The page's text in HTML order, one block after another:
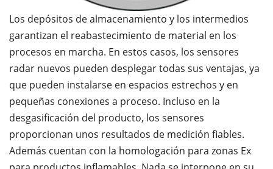
Los depósitos de almacenamiento y los intermedios
garantizan el reabastecimiento de material en los
procesos en marcha. En estos casos, los sensores
radar nuevos pueden desplegar todas sus ventajas, ya
que pueden instalarse en espacios estrechos y en
pequeñas conexiones a proceso. Incluso en la
desgasificación del producto, los sensores
proporcionan unos resultados de medición fiables.
Además cuentan con la homologación para zonas Ex